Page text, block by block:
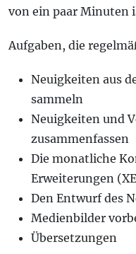
von ein paar Minuten
Aufgaben, die
Neuigkeiten aus
sammeln
Neuigkeiten und
zusammenfassen
Die monatliche
Erweiterungen
Den Entwurf des
Medienbilder
Übersetzungen